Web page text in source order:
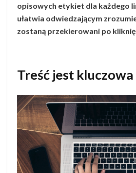
opisowych etykiet dla każdego
ułatwia odwiedzającym
zostaną przekierowani po
Treść jest kluczowa